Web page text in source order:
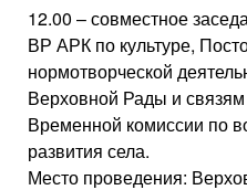
12.00 – совместное
ВР АРК по культуре,
нормотворческой
Верховной Рады и
Временной комиссии по
развития села.
Место проведения: